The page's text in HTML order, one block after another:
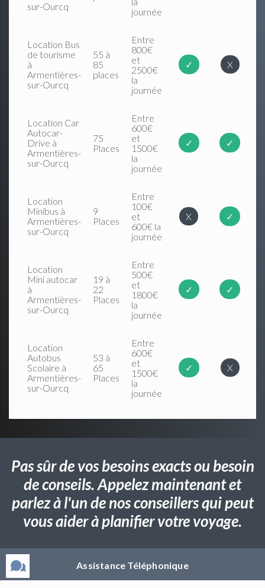
sur-Ourcq
journée
Location Bus
de tourisme
à
Armentières-
sur-Ourcq
55 à
85
places
Entre
800€
et
2500€
la
journée
✓ X
Location Car
Autocar-
Drive à
Armentières-
sur-Ourcq
75
Places
Entre
600€
et
1500€
la
journée
✓ ✓
Location
Minibus à
Armentières-
sur-Ourcq
9
Places
Entre
100€
et
600€ la
journée
X ✓
Location
Mini autocar
à
Armentières-
sur-Ourcq
19 à
22
Places
Entre
500€
et
1800€
la
journée
✓ ✓
Location
Autobus
Scolaire à
Armentières-
sur-Ourcq
53 à
65
Places
Entre
600€
et
1500€
la
journée
✓ X
Pas sûr de vos besoins exacts ou besoin
de conseils. Appelez maintenant et
parlez à l'un de nos conseillers qui peut
vous aider à planifier votre voyage.
Assistance Téléphonique